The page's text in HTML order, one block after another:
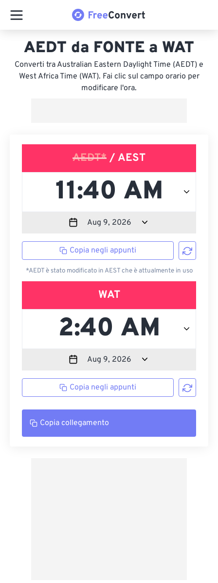
AEDT da FONTE a WAT
Converti tra Australian Eastern Daylight Time (AEDT) e
West Africa Time (WAT). Fai clic sul campo orario per
modificare l'ora.
AEDT* / AEST
Copia negli appunti
*AEDT è stato modificato in AEST che è attualmente in uso
WAT
Copia negli appunti
Copia collegamento